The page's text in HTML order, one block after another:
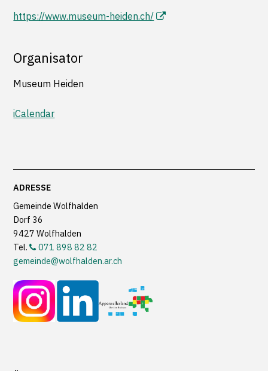
https://www.museum-heiden.ch/
Organisator
Museum Heiden
iCalendar
ADRESSE
Gemeinde Wolfhalden
Dorf 36
9427 Wolfhalden
Tel.
071 898 82 82
gemeinde@wolfhalden.ar.ch